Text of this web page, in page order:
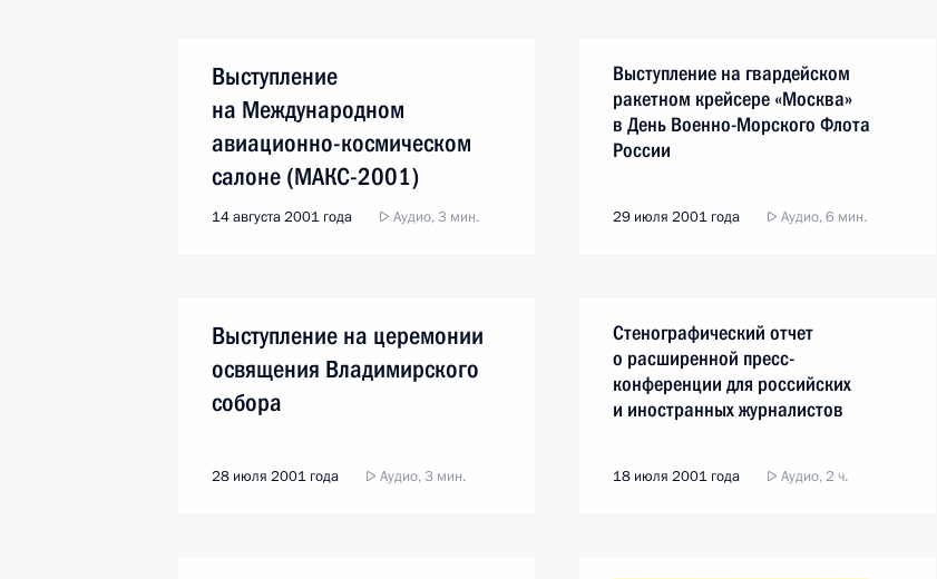
Выступление
на Международном
авиационно-космическом
салоне (МАКС-2001)
14 августа 2001 года Аудио, 3 мин.
Выступление на гвардейском
ракетном крейсере «Москва»
в День Военно-Морского Флота
России
29 июля 2001 года Аудио, 6 мин.
Выступление на церемонии
освящения Владимирского
собора
28 июля 2001 года Аудио, 3 мин.
Стенографический отчет
о расширенной пресс-
конференции для российских
и иностранных журналистов
18 июля 2001 года Аудио, 2 ч.